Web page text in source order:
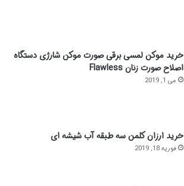
خرید موکن لمسی برقی صورت موکن شارژی دستگاه
اصلاح صورت زنان Flawless
می 1, 2019
خرید ارزان کلمن سه طبقه آب شیشه ای
فوریه 18, 2019